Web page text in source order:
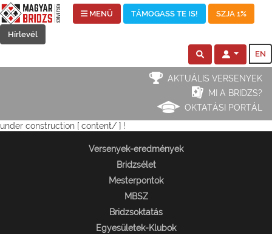
MENÜ TÁMOGASS TE IS! SZJA 1%
Hírlevél
EN
AKTUÁLIS VERSENYEK
MI A BRIDZS?
OKTATÁSI PORTÁL
under construction [ content/ ] !
Versenyek-eredmények
Bridzsélet
Mesterpontok
MBSZ
Bridzsoktatás
Egyesületek-Klubok